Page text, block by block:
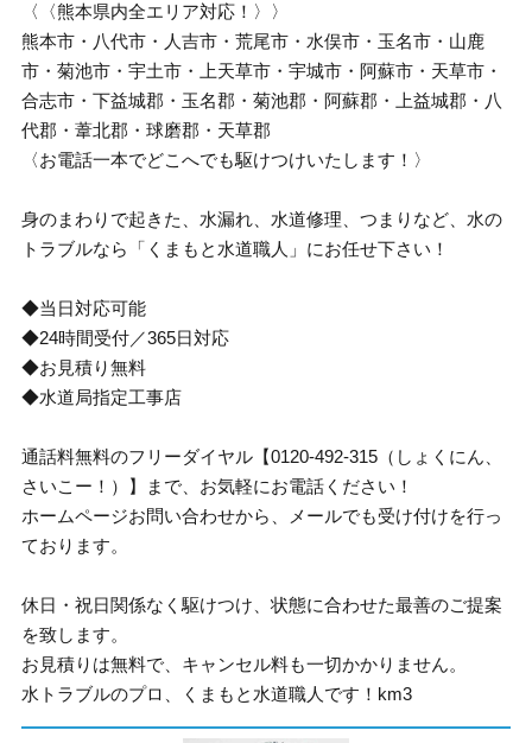
〈〈熊本県内全エリア対応！〉〉
熊本市・八代市・人吉市・荒尾市・水俣市・玉名市・山鹿
市・菊池市・宇土市・上天草市・宇城市・阿蘇市・天草市・
合志市・下益城郡・玉名郡・菊池郡・阿蘇郡・上益城郡・八
代郡・葦北郡・球磨郡・天草郡
〈お電話一本でどこへでも駆けつけいたします！〉
身のまわりで起きた、水漏れ、水道修理、つまりなど、水の
トラブルなら「くまもと水道職人」にお任せ下さい！
◆当日対応可能
◆24時間受付／365日対応
◆お見積り無料
◆水道局指定工事店
通話料無料のフリーダイヤル【0120-492-315（しょくにん、
さいこー！）】まで、お気軽にお電話ください！
ホームページお問い合わせから、メールでも受け付けを行っ
ております。
休日・祝日関係なく駆けつけ、状態に合わせた最善のご提案
を致します。
お見積りは無料で、キャンセル料も一切かかりません。
水トラブルのプロ、くまもと水道職人です！km3